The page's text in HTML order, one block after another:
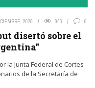
2020 843 0
disertó sobre el
la Junta Federal de Cortes
de la Secretaría de